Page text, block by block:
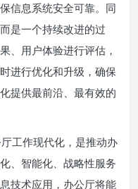
信息系统安全可靠。同
是一个持续改进的过
、用户体验进行评估，
进行优化和升级，确保
提供最前沿、最有效的
工作现代化，是推动办
、智能化、战略性服务
技术应用，办公厅将能